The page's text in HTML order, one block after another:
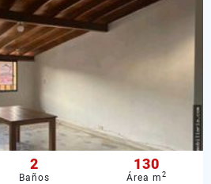
2
Baños
130
Área m2